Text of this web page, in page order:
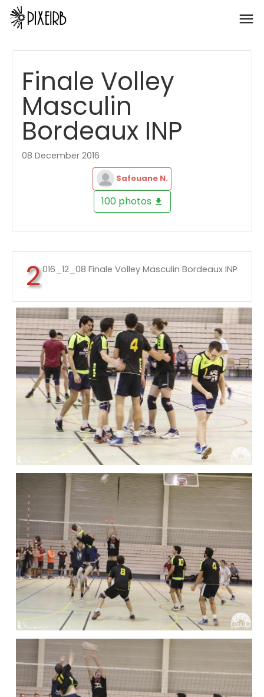
Finale Volley
Masculin
Bordeaux INP
08 December 2016
Safouane N.
100 photos
2016_12_08 Finale Volley Masculin Bordeaux INP